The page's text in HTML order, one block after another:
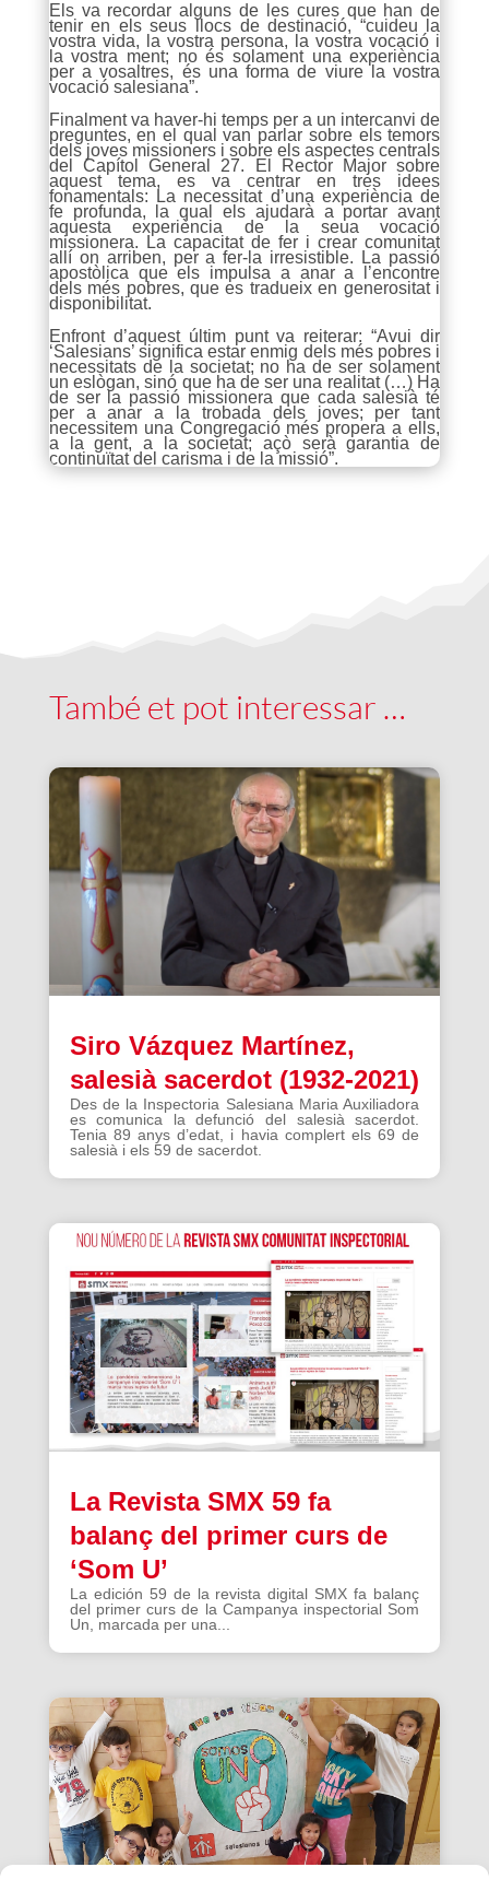
Els va recordar alguns de les cures que han de
tenir en els seus llocs de destinació, “cuideu la
vostra vida, la vostra persona, la vostra vocació i
la vostra ment; no és solament una experiència
per a vosaltres, és una forma de viure la vostra
vocació salesiana”.
Finalment va haver-hi temps per a un intercanvi de
preguntes, en el qual van parlar sobre els temors
dels joves missioners i sobre els aspectes centrals
del Capítol General 27. El Rector Major sobre
aquest tema, es va centrar en tres idees
fonamentals: La necessitat d’una experiència de
fe profunda, la qual els ajudarà a portar avant
aquesta experiència de la seua vocació
missionera. La capacitat de fer i crear comunitat
allí on arriben, per a fer-la irresistible. La passió
apostòlica que els impulsa a anar a l’encontre
dels més pobres, que es tradueix en generositat i
disponibilitat.
Enfront d’aquest últim punt va reiterar: “Avui dir
‘Salesians’ significa estar enmig dels més pobres i
necessitats de la societat; no ha de ser solament
un eslògan, sinó que ha de ser una realitat (…) Ha
de ser la passió missionera que cada salesià té
per a anar a la trobada dels joves; per tant
necessitem una Congregació més propera a ells,
a la gent, a la societat; açò serà garantia de
continuïtat del carisma i de la missió”.
També et pot interessar …
Siro Vázquez Martínez,
salesià sacerdot (1932-2021)
Des de la Inspectoria Salesiana Maria Auxiliadora
es comunica la defunció del salesià sacerdot.
Tenia 89 anys d’edat, i havia complert els 69 de
salesià i els 59 de sacerdot.
La Revista SMX 59 fa
balanç del primer curs de
‘Som U’
La edición 59 de la revista digital SMX fa balanç
del primer curs de la Campanya inspectorial Som
Un, marcada per una...